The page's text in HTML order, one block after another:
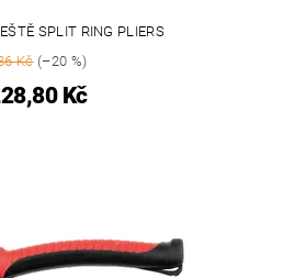
SPLIT RING PLIERS
Kč(–20 %)
Kč